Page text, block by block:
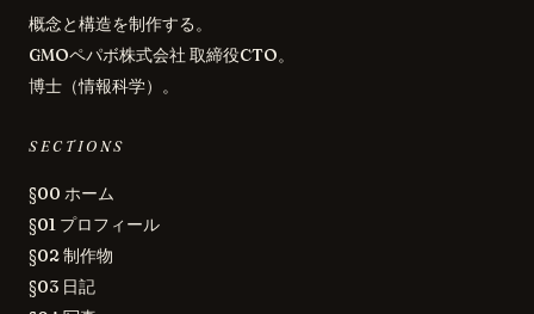
概念と構造を制作する。
GMOペパボ株式会社 取締役CTO。
博士（情報科学）。
SECTIONS
§00 ホーム
§01 プロフィール
§02 制作物
§03 日記